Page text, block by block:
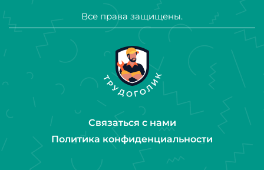
Все права защищены.
Связаться с нами
Политика конфиденциальности